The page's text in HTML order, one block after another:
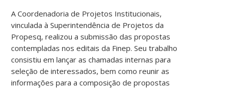
A Coordenadoria de Projetos Institucionais,
vinculada à Superintendência de Projetos da
Propesq, realizou a submissão das propostas
contempladas nos editais da Finep. Seu trabalho
consistiu em lançar as chamadas internas para
seleção de interessados, bem como reunir as
informações para a composição de propostas